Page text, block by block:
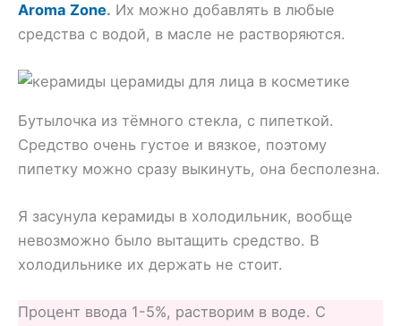
Aroma Zone. Их можно добавлять в любые
средства с водой, в масле не растворяются.
Бутылочка из тёмного стекла, с пипеткой.
Средство очень густое и вязкое, поэтому
пипетку можно сразу выкинуть, она бесполезна.
Я засунула керамиды в холодильник, вообще
невозможно было вытащить средство. В
холодильнике их держать не стоит.
Процент ввода 1-5%, растворим в воде. С